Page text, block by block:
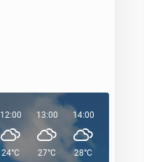
12:00
24°C
13:00
27°C
14:00
28°C